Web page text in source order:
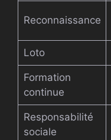
Reconnaissance
Loto
Formation
continue
Responsabilité
sociale